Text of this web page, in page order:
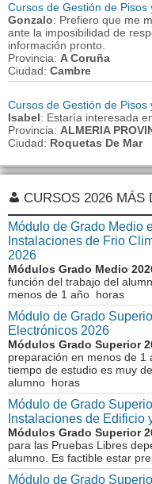
Cursos de Gestión de
Gonzalo: Prefiero que me
ante la imposibilidad de
información pronto.
Provincia: A Coruña
Ciudad: Cambre
Cursos de Gestión de
Isabel: Estaría interesada
Provincia: ALMERIA
Ciudad: Roquetas De Mar
CURSOS 2026 MÁS
Módulo de Grado Medio
Instalaciones de Frio
2026
Módulos Grado Medio
función del trabajo del
menos de 1 año horas
Módulo de Grado
Electrónicos 2026
Módulos Grado Superior
preparación en menos de 1
tiempo de estudio es muy
alumno horas
Módulo de Grado
Instalaciones de Edificio
Módulos Grado Superior
para las Pruebas Libres
alumno. Es factible estar
Módulo de Grado